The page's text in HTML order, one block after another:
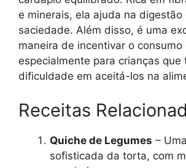
e minerais, ela ajuda na digestão
saciedade. Além disso, é uma
maneira de incentivar o consumo
especialmente para crianças que
dificuldade em aceitá-los na
Receitas
Quiche de Legumes –
sofisticada da torta, com